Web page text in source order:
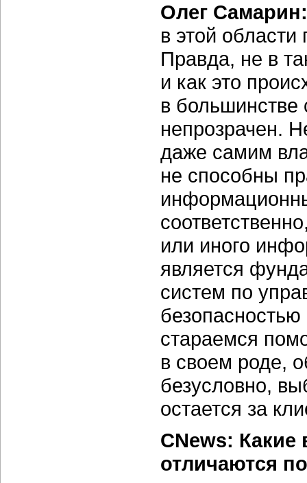
Олег Самарин:
в этой области
Правда, не в
и как это
в большинстве
непрозрачен.
даже самим
не способны
или иного
является
систем по
стараемся
в своем роде,
безусловно,
остается за
CNews:
отличаются